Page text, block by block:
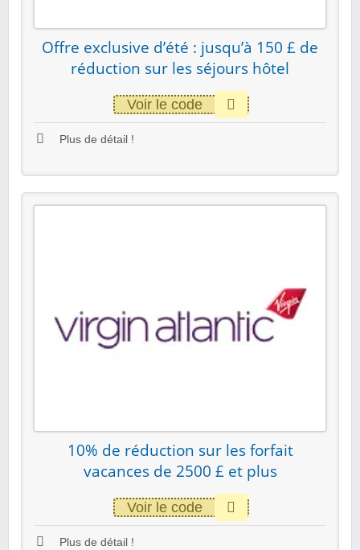
Offre exclusive d’été : jusqu’à 150 £ de
réduction sur les séjours hôtel
Voir le code
Plus de détail !
10% de réduction sur les forfait
vacances de 2500 £ et plus
Voir le code
Plus de détail !